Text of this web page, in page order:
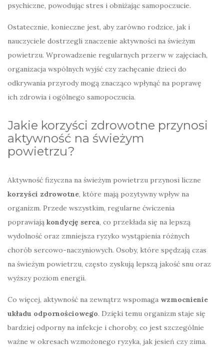
psychiczne, powodując stres i obniżając samopoczucie.
Ostatecznie, konieczne jest, aby zarówno rodzice, jak i
nauczyciele dostrzegli znaczenie aktywności na świeżym
powietrzu. Wprowadzenie regularnych przerw w zajęciach,
organizacja wspólnych wyjść czy zachęcanie dzieci do
odkrywania przyrody mogą znacząco wpłynąć na poprawę
ich zdrowia i ogólnego samopoczucia.
Jakie korzyści zdrowotne przynosi
aktywność na świeżym
powietrzu?
Aktywność fizyczna na świeżym powietrzu przynosi liczne
korzyści zdrowotne, które mają pozytywny wpływ na
organizm. Przede wszystkim, regularne ćwiczenia
poprawiają kondycję serca, co przekłada się na lepszą
wydolność oraz zmniejsza ryzyko wystąpienia różnych
chorób sercowo-naczyniowych. Osoby, które spędzają czas
na świeżym powietrzu, często zyskują lepszą jakość snu oraz
wyższy poziom energii.
Co więcej, aktywność na zewnątrz wspomaga wzmocnienie
układu odpornościowego. Dzięki temu organizm staje się
bardziej odporny na infekcje i choroby, co jest szczególnie
ważne w okresach wzmożonego ryzyka, jak jesień czy zima.